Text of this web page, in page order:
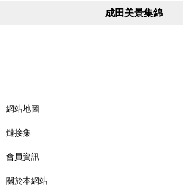
成田美景集錦
網站地圖
鏈接集
會員資訊
關於本網站